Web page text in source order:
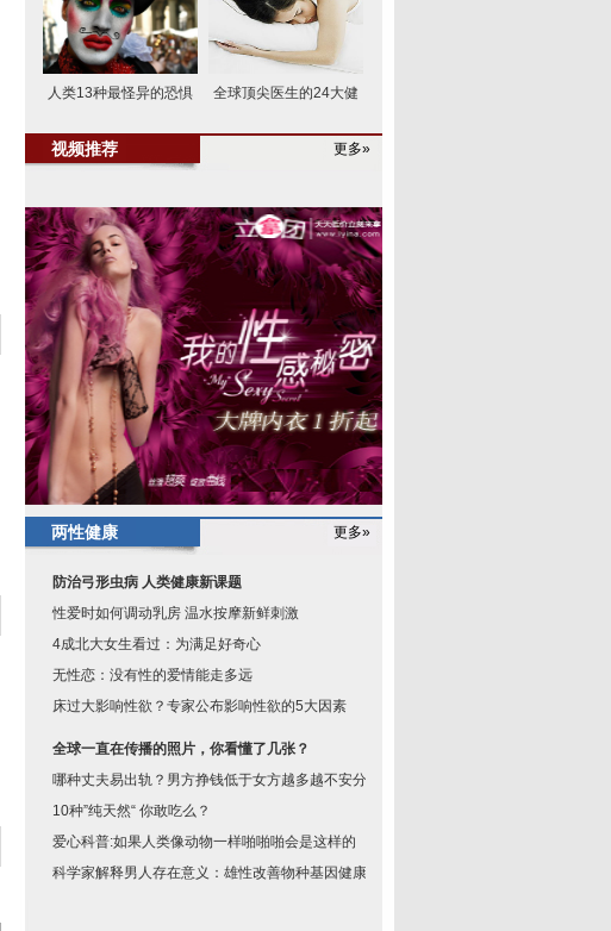
人类13种最怪异的恐惧 全球顶尖医生的24大健
视频推荐 更多»
两性健康 更多»
防治弓形虫病 人类健康新课题
性爱时如何调动乳房 温水按摩新鲜刺激
4成北大女生看过：为满足好奇心
无性恋：没有性的爱情能走多远
床过大影响性欲？专家公布影响性欲的5大因素
全球一直在传播的照片，你看懂了几张？
哪种丈夫易出轨？男方挣钱低于女方越多越不安分
10种”纯天然“ 你敢吃么？
爱心科普:如果人类像动物一样啪啪啪会是这样的
科学家解释男人存在意义：雄性改善物种基因健康